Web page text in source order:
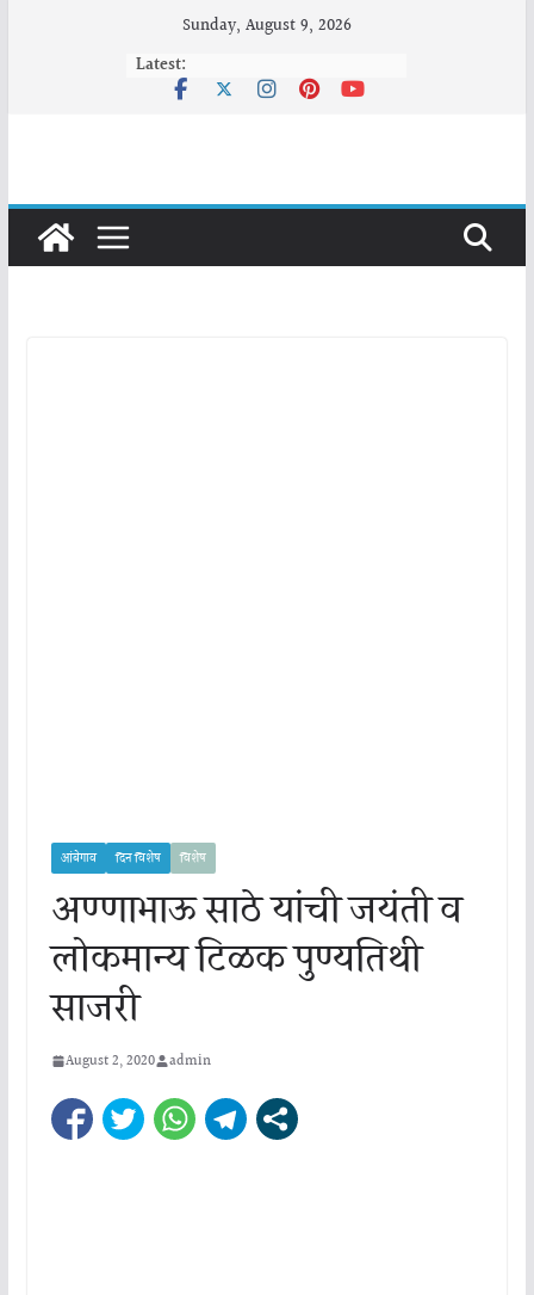
Sunday, August 9, 2026
Latest:
आंबेगाव दिन विशेष विशेष
अण्णाभाऊ साठे यांची जयंती व
लोकमान्य टिळक पुण्यतिथी
साजरी
August 2, 2020 admin